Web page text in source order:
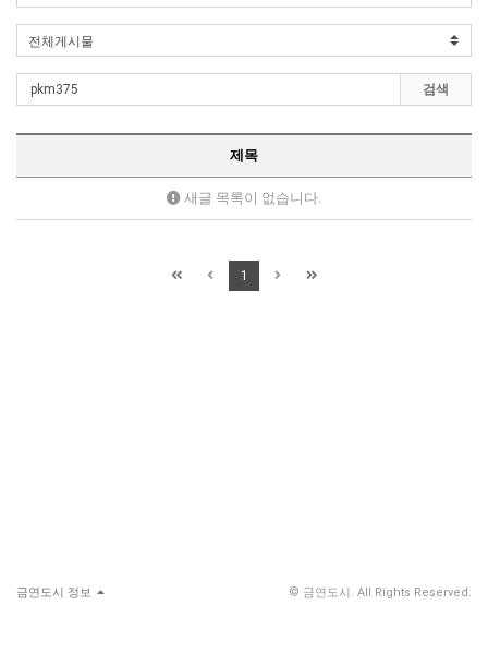
검색
제목
새글 목록이 없습니다.
1
금연도시 정보 © 금연도시. All Rights Reserved.